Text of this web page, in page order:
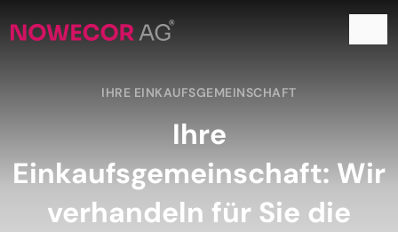
IHRE EINKAUFSGEMEINSCHAFT
Ihre
Einkaufsgemeinschaft: Wir
verhandeln für Sie die